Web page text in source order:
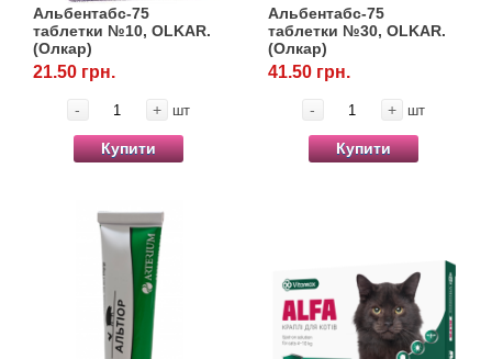
Альбентабс-75
таблетки №10, OLKAR.
(Олкар)
21.50 грн.
- + шт
Купити
Альбентабс-75
таблетки №30, OLKAR.
(Олкар)
41.50 грн.
- + шт
Купити